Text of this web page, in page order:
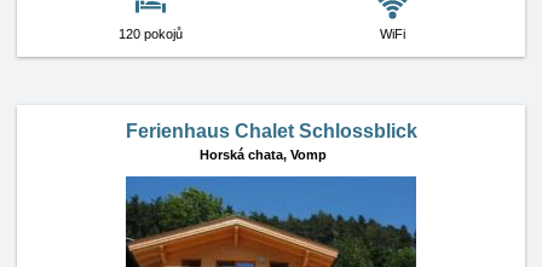
120 pokojů WiFi
Ferienhaus Chalet Schlossblick
Horská chata, Vomp